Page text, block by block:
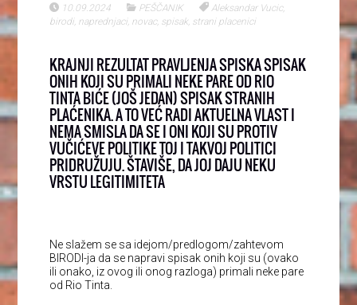
10.09.2024 PEŠČANIK Aleksandar Vucic,
birodi, naprednjaci, novac, spisak, strani placenici
KRAJNJI REZULTAT PRAVLJENJA SPISKA SPISAK
ONIH KOJI SU PRIMALI NEKE PARE OD RIO
TINTA BIĆE (JOŠ JEDAN) SPISAK STRANIH
PLAĆENIKA. A TO VEĆ RADI AKTUELNA VLAST I
NEMA SMISLA DA SE I ONI KOJI SU PROTIV
VUČIĆEVE POLITIKE TOJ I TAKVOJ POLITICI
PRIDRUŽUJU. ŠTAVIŠE, DA JOJ DAJU NEKU
VRSTU LEGITIMITETA
Ne slažem se sa idejom/predlogom/zahtevom
BIRODI-ja da se napravi spisak onih koji su (ovako
ili onako, iz ovog ili onog razloga) primali neke pare
od Rio Tinta.